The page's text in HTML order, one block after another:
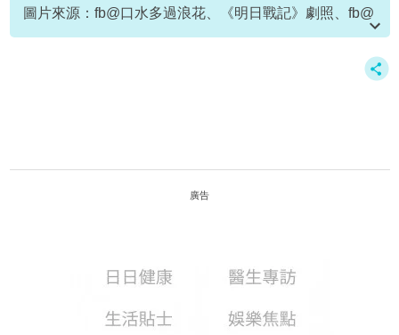
圖片來源：fb@口水多過浪花、《明日戰記》劇照、fb@
古天樂 Louis Koo、《復仇者聯盟》劇照、《奇異博士
廣告